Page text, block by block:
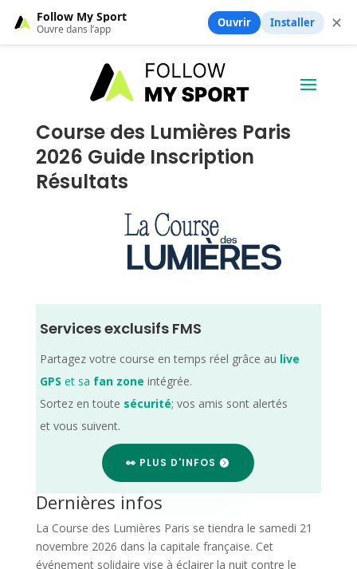
Course des Lumières Paris
2026 Guide Inscription
Résultats
Services exclusifs FMS
Partagez votre course en temps réel grâce au live
GPS et sa fan zone intégrée.
Sortez en toute sécurité; vos amis sont alertés
et vous suivent.
👀 PLUS D'INFOS
Dernières infos
La Course des Lumières Paris se tiendra le samedi 21
novembre 2026 dans la capitale française. Cet
événement solidaire vise à éclairer la nuit contre le
Follow My Sport
Ouvre dans l’app Ouvrir Installer ✕